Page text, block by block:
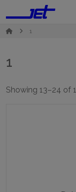
1
1
Showing 13–24 of